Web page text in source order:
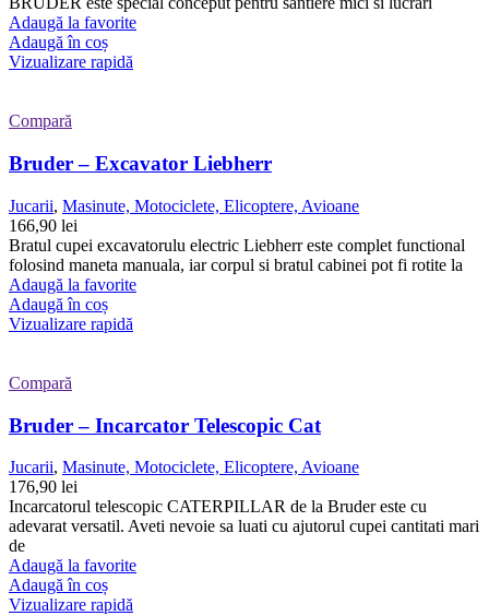
Adaugă la favorite
Adaugă în coș
Vizualizare rapidă
Compară
Bruder – Excavator Liebherr
Jucarii, Masinute, Motociclete, Elicoptere, Avioane
166,90 lei
Bratul cupei excavatorulu electric Liebherr este complet functional
folosind maneta manuala, iar corpul si bratul cabinei pot fi rotite la
Adaugă la favorite
Adaugă în coș
Vizualizare rapidă
Compară
Bruder – Incarcator Telescopic Cat
Jucarii, Masinute, Motociclete, Elicoptere, Avioane
176,90 lei
Incarcatorul telescopic CATERPILLAR de la Bruder este cu
adevarat versatil. Aveti nevoie sa luati cu ajutorul cupei cantitati mari
de
Adaugă la favorite
Adaugă în coș
Vizualizare rapidă